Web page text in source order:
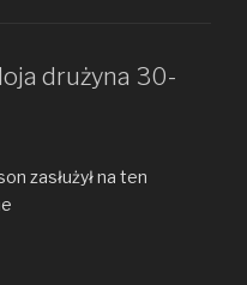
drużyna 30-
zasłużył na ten